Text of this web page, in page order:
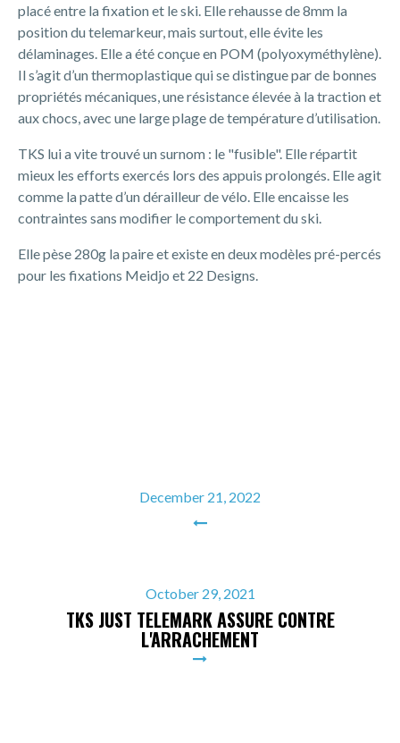
placé entre la fixation et le ski. Elle rehausse de 8mm la
position du telemarkeur, mais surtout, elle évite les
délaminages. Elle a été conçue en POM (polyoxyméthylène).
Il s’agit d’un thermoplastique qui se distingue par de bonnes
propriétés mécaniques, une résistance élevée à la traction et
aux chocs, avec une large plage de température d’utilisation.
TKS lui a vite trouvé un surnom : le "fusible". Elle répartit
mieux les efforts exercés lors des appuis prolongés. Elle agit
comme la patte d’un dérailleur de vélo. Elle encaisse les
contraintes sans modifier le comportement du ski.
Elle pèse 280g la paire et existe en deux modèles pré-percés
pour les fixations Meidjo et 22 Designs.
December 21, 2022
October 29, 2021
TKS JUST TELEMARK ASSURE CONTRE
L'ARRACHEMENT